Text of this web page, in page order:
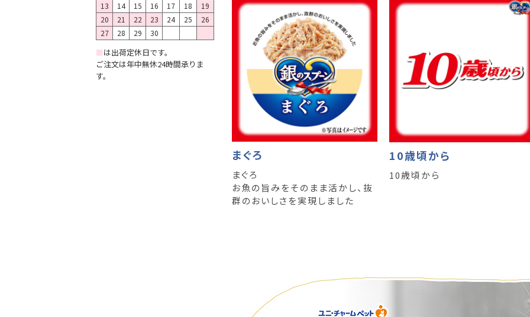
13
14 15 16 17 18
19
20
21 22 23 24 25
26
27
28 29 30
■は出荷定休日です。
ご注文は年中無休24時間承りま
す。
まぐろ
まぐろ
お魚の旨みをそのまま活かし、抜
群のおいしさを実現しました
10歳頃から
10歳頃から